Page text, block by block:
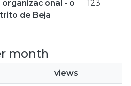
- o
de Beja
123
month
views